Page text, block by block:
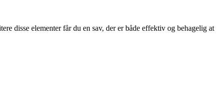
disse elementer får du en sav, der er både effektiv og behagelig at